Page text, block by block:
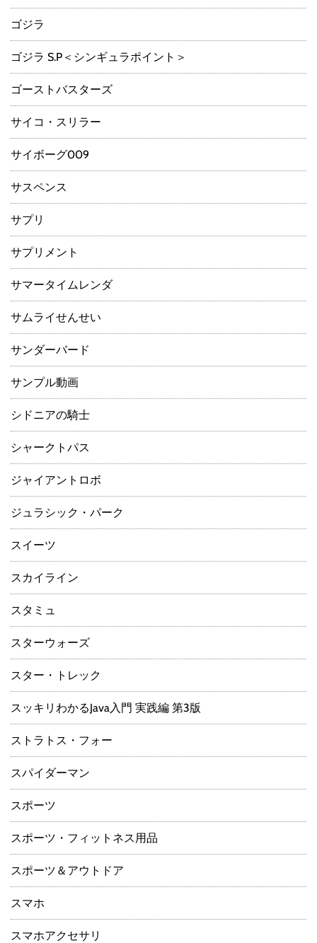
ゴジラ
ゴジラ S.P＜シンギュラポイント＞
ゴーストバスターズ
サイコ・スリラー
サイボーグ009
サスペンス
サプリ
サプリメント
サマータイムレンダ
サムライせんせい
サンダーバード
サンプル動画
シドニアの騎士
シャークトパス
ジャイアントロボ
ジュラシック・パーク
スイーツ
スカイライン
スタミュ
スターウォーズ
スター・トレック
スッキリわかるJava入門 実践編 第3版
ストラトス・フォー
スパイダーマン
スポーツ
スポーツ・フィットネス用品
スポーツ＆アウトドア
スマホ
スマホアクセサリ